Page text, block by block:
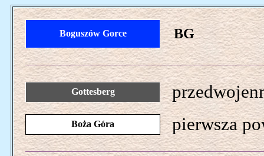
Boguszów Gorce BG
Gottesberg
Boża Góra pierwsza